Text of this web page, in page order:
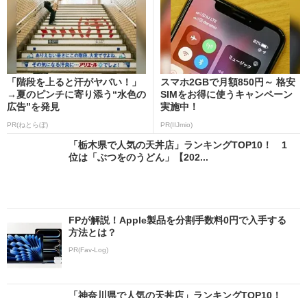
「階段を上ると汗がヤバい！」
→夏のピンチに寄り添う“水色の
広告”を発見
PR(ねとらぼ)
スマホ2GBで月額850円～ 格安
SIMをお得に使うキャンペーン
実施中！
PR(IIJmio)
「栃木県で人気の天丼店」ランキングTOP10！ 1
位は「ぶつをのうどん」【202...
FPが解説！Apple製品を分割手数料0円で入手する
方法とは？
PR(Fav-Log)
「神奈川県で人気の天丼店」ランキングTOP10！